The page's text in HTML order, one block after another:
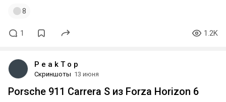
8
1 1.2K
P e a k T o p
Скриншоты 13 июня
Porsche 911 Carrera S из Forza Horizon 6